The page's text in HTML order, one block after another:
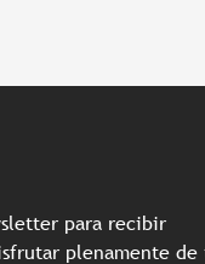
para recibir
plenamente de